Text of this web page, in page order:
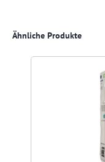
Produktgalerie
Ähnliche Produkte